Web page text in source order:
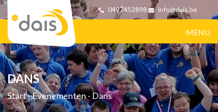
0497452898 info@dais.be
MENU
DANS
Start-Evenementen-Dans